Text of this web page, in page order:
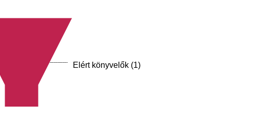
Elért könyvelők (1)